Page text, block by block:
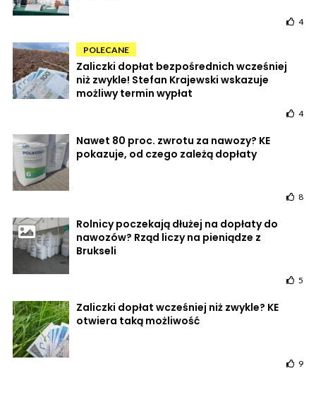
4
POLECANE
Zaliczki dopłat bezpośrednich wcześniej
niż zwykle! Stefan Krajewski wskazuje
możliwy termin wypłat
4
Nawet 80 proc. zwrotu za nawozy? KE
pokazuje, od czego zależą dopłaty
8
Rolnicy poczekają dłużej na dopłaty do
nawozów? Rząd liczy na pieniądze z
Brukseli
5
Zaliczki dopłat wcześniej niż zwykle? KE
otwiera taką możliwość
9